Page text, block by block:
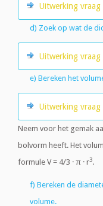
Uitwerking vraag
d) Zoek op wat de
Uitwerking vraag
e) Bereken het
Uitwerking vraag
Neem voor het gemak
bolvorm heeft. Het
formule V = 4/3 · π · r3.
f) Bereken de
volume.